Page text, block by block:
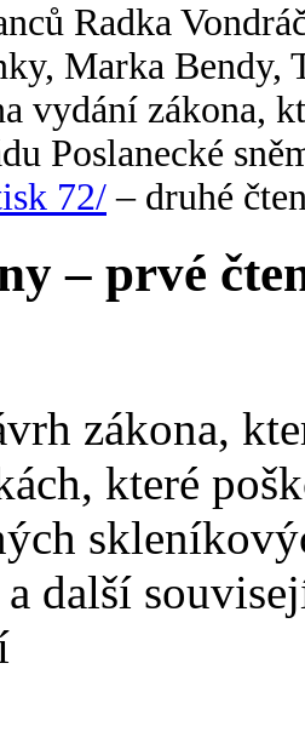
Radka
Marka Bendy,
vydání zákona,
Poslanecké
72/ – druhé
– prvé
zákona,
které
a další